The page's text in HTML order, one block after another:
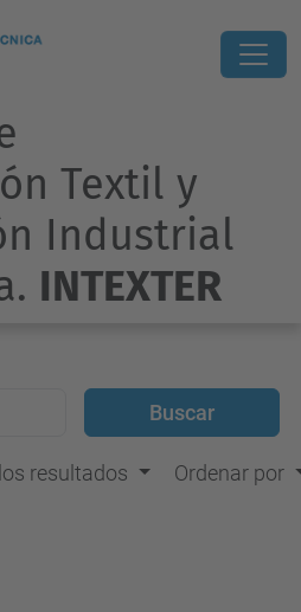
Textil y
Industrial
INTEXTER
resultados Ordenar por